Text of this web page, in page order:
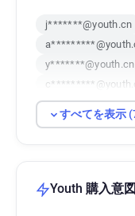
j*******@youth.cn
y*******@youth.cn
すべてを表示
Youth 購入意